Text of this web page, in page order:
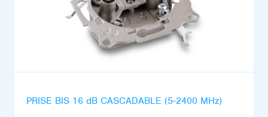
PRISE BIS 16 dB CASCADABLE (5-2400 MHz)